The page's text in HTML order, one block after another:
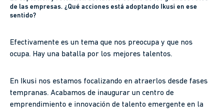
de las empresas. ¿Qué acciones está adoptando Ikusi en ese
sentido?
Efectivamente es un tema que nos preocupa y que nos
ocupa. Hay una batalla por los mejores talentos.
En Ikusi nos estamos focalizando en atraerlos desde fases
tempranas. Acabamos de inaugurar un centro de
emprendimiento e innovación de talento emergente en la